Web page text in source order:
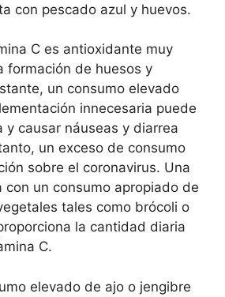
con pescado azul y huevos.
C es antioxidante muy
formación de huesos y
un consumo elevado
innecesaria puede
y causar náuseas y diarrea
un exceso de consumo
sobre el coronavirus. Una
un consumo apropiado de
tales como brócoli o
la cantidad diaria
C.
elevado de ajo o jengibre